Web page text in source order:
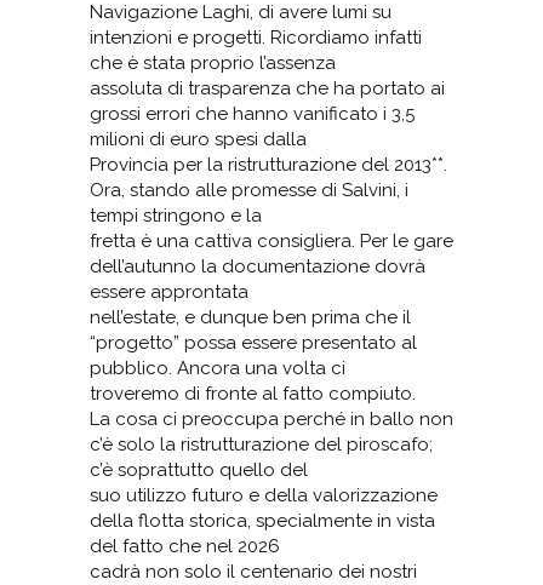
Navigazione Laghi, di avere lumi su
intenzioni e progetti. Ricordiamo infatti
che è stata proprio l’assenza
assoluta di trasparenza che ha portato ai
grossi errori che hanno vanificato i 3,5
milioni di euro spesi dalla
Provincia per la ristrutturazione del 2013**.
Ora, stando alle promesse di Salvini, i
tempi stringono e la
fretta è una cattiva consigliera. Per le gare
dell’autunno la documentazione dovrà
essere approntata
nell’estate, e dunque ben prima che il
“progetto” possa essere presentato al
pubblico. Ancora una volta ci
troveremo di fronte al fatto compiuto.
La cosa ci preoccupa perché in ballo non
c’è solo la ristrutturazione del piroscafo;
c’è soprattutto quello del
suo utilizzo futuro e della valorizzazione
della flotta storica, specialmente in vista
del fatto che nel 2026
cadrà non solo il centenario dei nostri